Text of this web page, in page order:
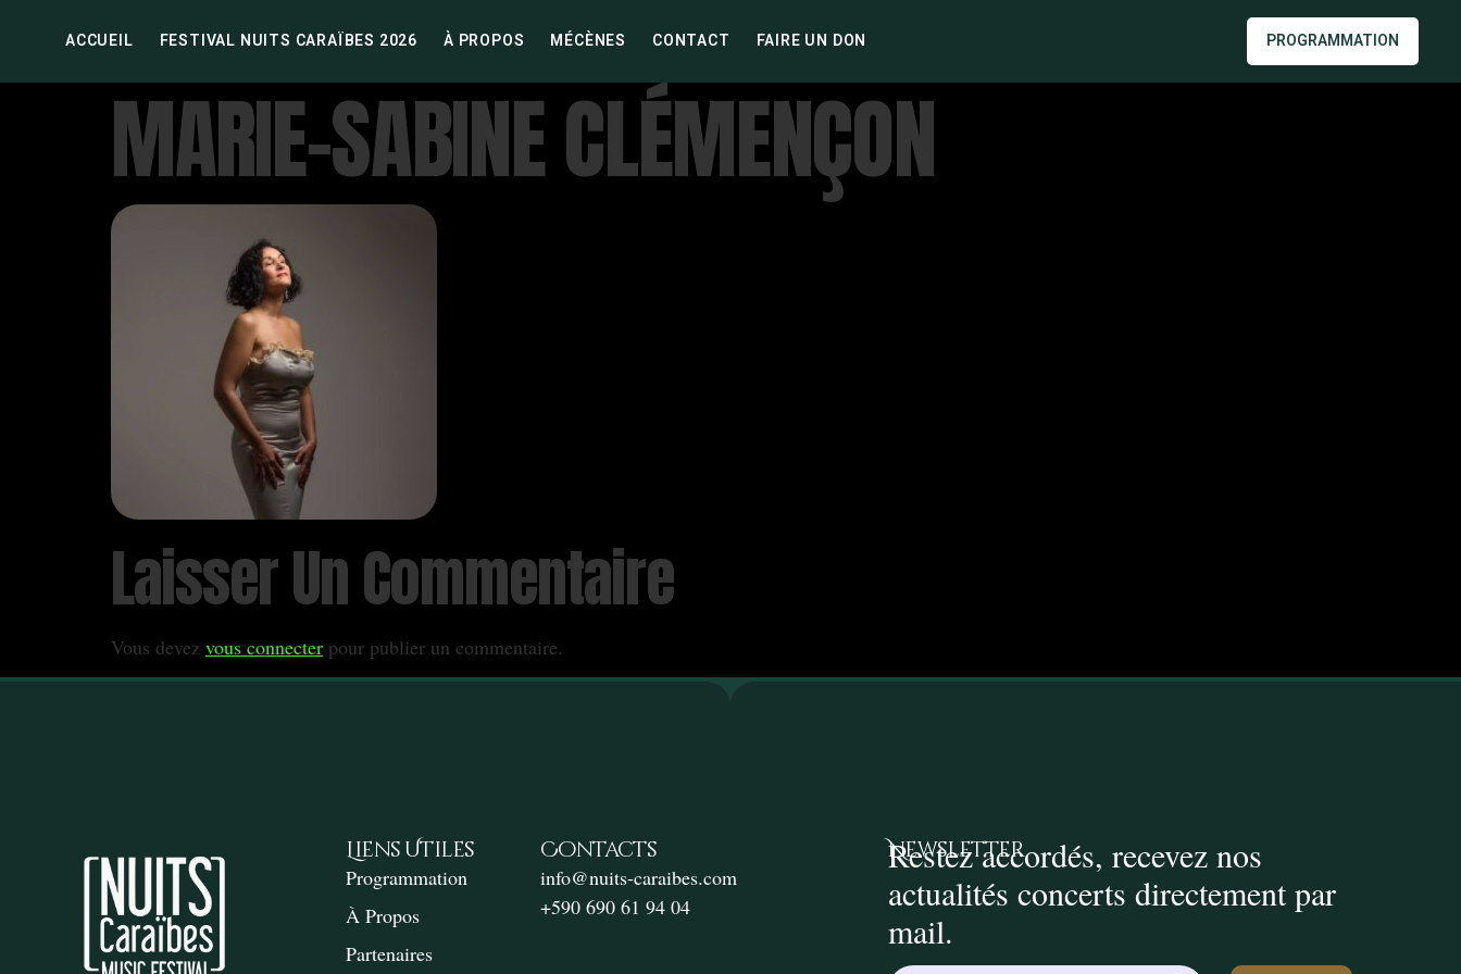
ACCUEIL FESTIVAL NUITS CARAÏBES 2026 À PROPOS MÉCÈNES CONTACT FAIRE UN DON PROGRAMMATION
MARIE-SABINE CLÉMENÇON
Laisser Un Commentaire
Vous devez vous connecter pour publier un commentaire.
Liens Utiles
Programmation
À Propos
Partenaires
Contacts
info@nuits-caraibes.com
+590 690 61 94 04
Newsletter
Restez accordés, recevez nos
actualités concerts directement par
mail.